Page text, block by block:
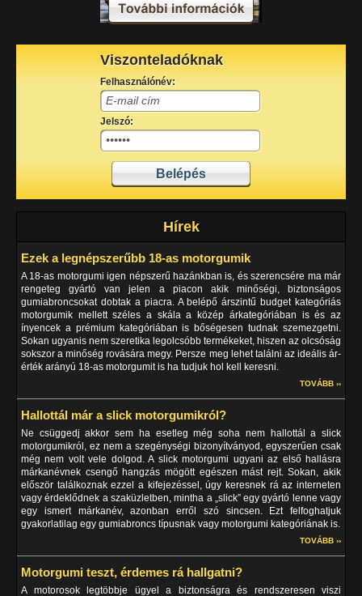
Viszonteladóknak
Felhasználónév:
Jelszó:
Hírek
Ezek a legnépszerűbb 18-as motorgumik
A 18-as motorgumi igen népszerű hazánkban is, és szerencsére ma már
rengeteg gyártó van jelen a piacon akik minőségi, biztonságos
gumiabroncsokat dobtak a piacra. A belépő árszintű budget kategóriás
motorgumik mellett széles a skála a közép árkategóriában is és az
ínyencek a prémium kategóriában is bőségesen tudnak szemezgetni.
Sokan ugyanis nem szeretika legolcsóbb termékeket, hiszen az olcsóság
sokszor a minőség rovására megy. Persze meg lehet találni az ideális ár-
érték arányú 18-as motorgumit is ha tudjuk hol kell keresni.
TOVÁBB ››
Hallottál már a slick motorgumikról?
Ne csüggedj akkor sem ha esetleg még soha nem hallottál a slick
motorgumikról, ez nem a szegénységi bizonyítványod, egyszerűen csak
még nem volt vele dolgod. A slick motorgumi ugyani az első hallásra
márkanévnek csengő hangzás mögött egészen mást rejt. Sokan, akik
először találkoznak ezzel a kifejezéssel, úgy keresnek rá az interneten
vagy érdeklődnek a szaküzletben, mintha a „slick” egy gyártó lenne vagy
egy ismert márkanév, azonban erről szó sincsen. Ezt felfoghatjuk
gyakorlatilag egy gumiabroncs típusnak vagy motorgumi kategóriának is.
TOVÁBB ››
Motorgumi teszt, érdemes rá hallgatni?
A motorosok legtöbbje ügyel a biztonságra és rendszeresen viszi